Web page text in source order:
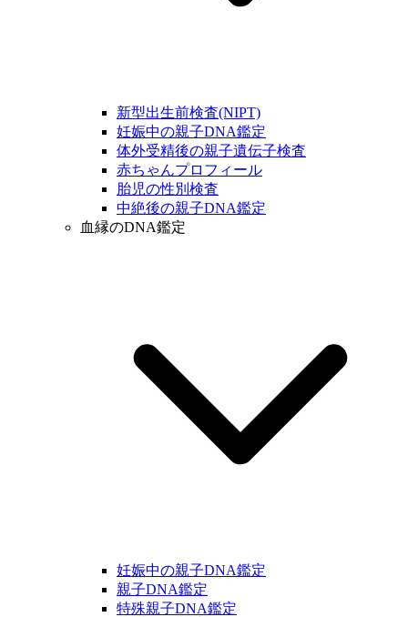
新型出生前検査(NIPT)
妊娠中の親子DNA鑑定
体外受精後の親子遺伝子検査
赤ちゃんプロフィール
胎児の性別検査
中絶後の親子DNA鑑定
血縁のDNA鑑定
妊娠中の親子DNA鑑定
親子DNA鑑定
特殊親子DNA鑑定